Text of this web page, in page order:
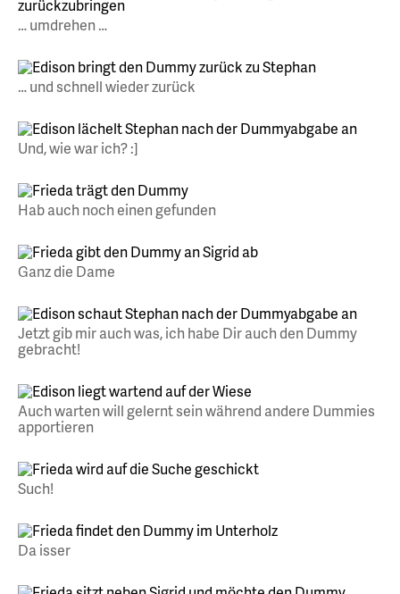
… umdrehen …
… und schnell wieder zurück
Und, wie war ich? :]
Hab auch noch einen gefunden
Ganz die Dame
Jetzt gib mir auch was, ich habe Dir auch den Dummy
gebracht!
Auch warten will gelernt sein während andere Dummies
apportieren
Such!
Da isser